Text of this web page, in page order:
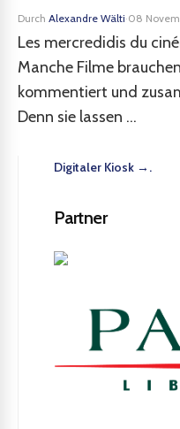
Durch Alexandre Wälti·08
Les mercredidis du
Manche Filme
kommentiert und
Denn sie lassen ...
Digitaler Kiosk →.
Partner